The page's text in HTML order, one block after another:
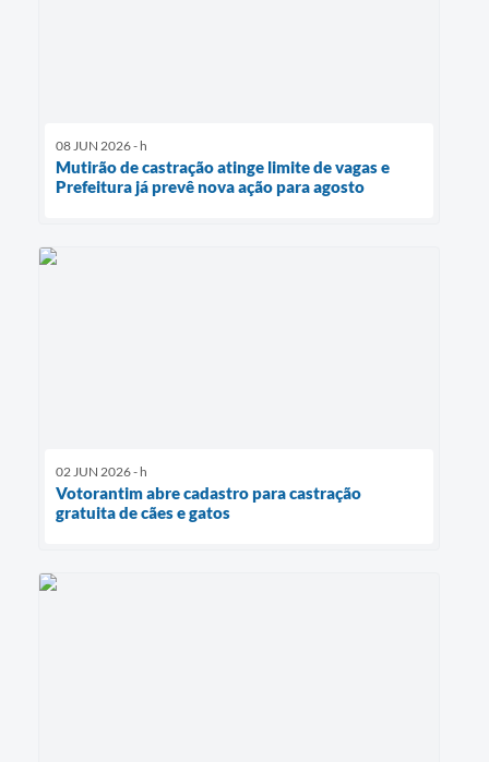
08 JUN 2026 - h
Mutirão de castração atinge limite de vagas e
Prefeitura já prevê nova ação para agosto
02 JUN 2026 - h
Votorantim abre cadastro para castração
gratuita de cães e gatos